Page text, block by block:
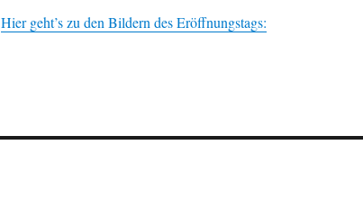
Hier geht’s zu den Bildern des Eröffnungstags: